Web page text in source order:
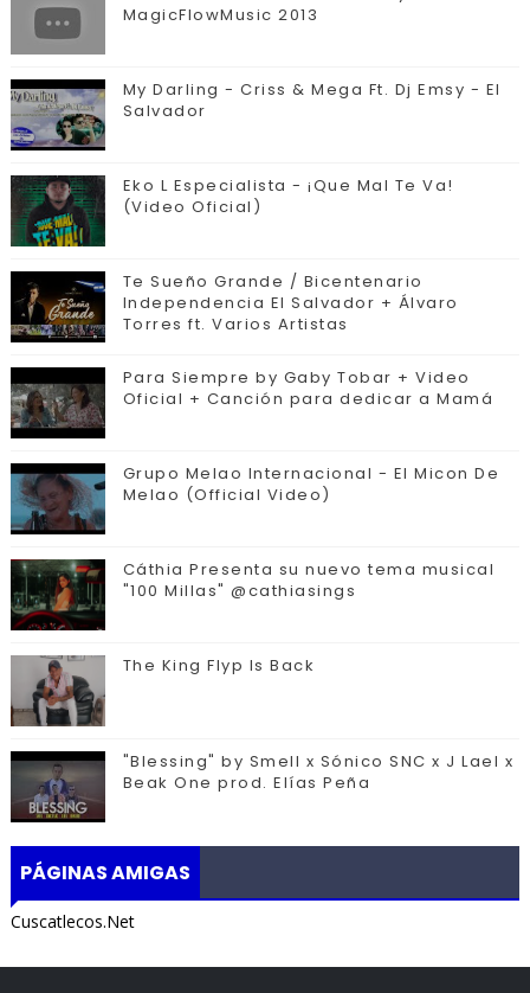
MagicFlowMusic 2013
My Darling - Criss & Mega Ft. Dj Emsy - El
Salvador
Eko L Especialista - ¡Que Mal Te Va!
(Video Oficial)
Te Sueño Grande / Bicentenario
Independencia El Salvador + Álvaro
Torres ft. Varios Artistas
Para Siempre by Gaby Tobar + Video
Oficial + Canción para dedicar a Mamá
Grupo Melao Internacional - El Micon De
Melao (Official Video)
Cáthia Presenta su nuevo tema musical
"100 Millas" @cathiasings
The King Flyp Is Back
"Blessing" by Smell x Sónico SNC x J Lael x
Beak One prod. Elías Peña
PÁGINAS AMIGAS
Cuscatlecos.Net